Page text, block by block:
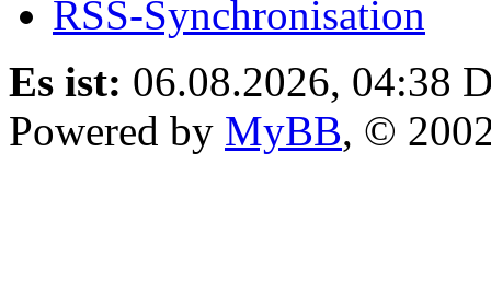
RSS-Synchronisation
Es ist: 06.08.2026, 04:38
Powered by MyBB, ©